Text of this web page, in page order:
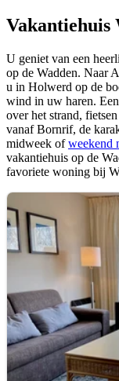
Vakantiehuis
U geniet van een
op de Wadden. Naar
u in Holwerd op de
wind in uw haren.
over het strand,
vanaf Bornrif, de
midweek ofweekend
vakantiehuis op de
favoriete woning bij